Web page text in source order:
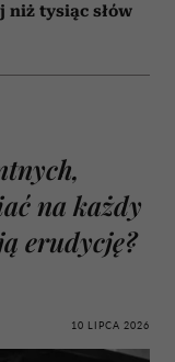
niż tysiąc słów
na każdy
erudycję?
10 LIPCA 2026